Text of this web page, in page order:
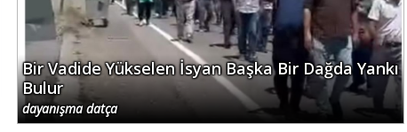
Bir Vadide Yükselen İsyan Başka Bir Dağda Yankı
Bulur
dayanışma datça